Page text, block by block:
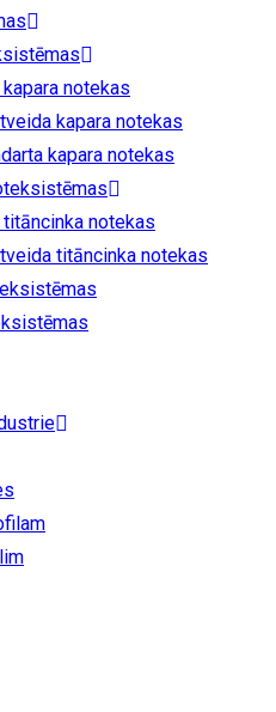
notekas
kapara notekas
kapara notekas
notekas
titāncinka notekas